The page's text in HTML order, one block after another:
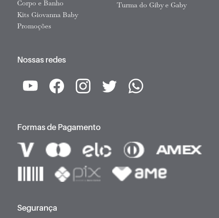
Corpo e Banho
Kits Giovanna Baby
Promoções
Turma do Giby e Gaby
Nossas redes
Formas de Pagamento
Segurança